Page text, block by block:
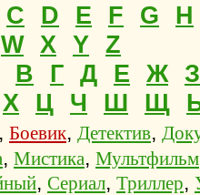
C D E F G
H
W X Y Z
В Г Д Е Ж З
Х Ц Ч Ш Щ
, Боевик, Детектив,
, Мистика, Мультфильм
, Сериал, Триллер,